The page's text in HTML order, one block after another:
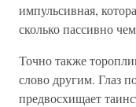
импульсивная,
сколько пассивно
Точно также
слово другим. Глаз
предвосхищает